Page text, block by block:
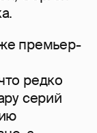
премьер-
редко
серий